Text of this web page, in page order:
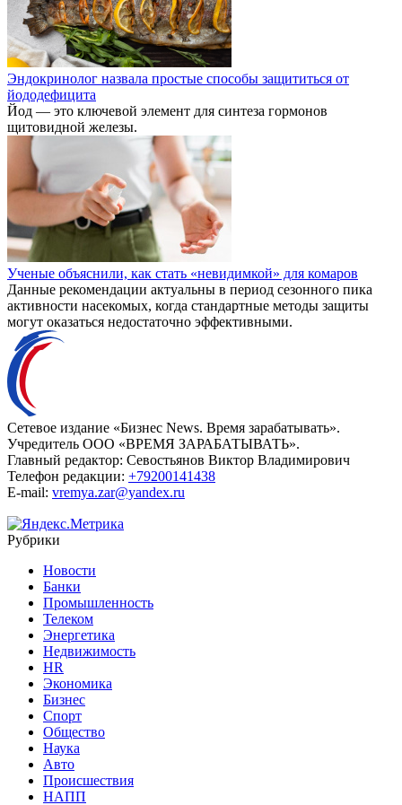
Эндокринолог назвала простые способы защититься от
йододефицита
Йод — это ключевой элемент для синтеза гормонов
щитовидной железы.
Ученые объяснили, как стать «невидимкой» для комаров
Данные рекомендации актуальны в период сезонного пика
активности насекомых, когда стандартные методы защиты
могут оказаться недостаточно эффективными.
Сетевое издание «Бизнес News. Время зарабатывать».
Учредитель ООО «ВРЕМЯ ЗАРАБАТЫВАТЬ».
Главный редактор: Севостьянов Виктор Владимирович
Телефон редакции: +79200141438
E-mail: vremya.zar@yandex.ru
Рубрики
Новости
Банки
Промышленность
Телеком
Энергетика
Недвижимость
HR
Экономика
Бизнес
Спорт
Общество
Наука
Авто
Происшествия
НАПП